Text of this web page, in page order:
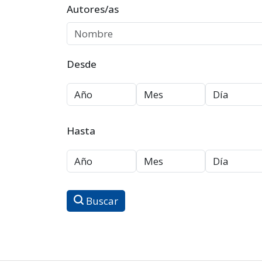
Autores/as
Desde
Hasta
Buscar